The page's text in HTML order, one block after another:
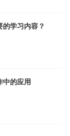
学习内容？
中的应用